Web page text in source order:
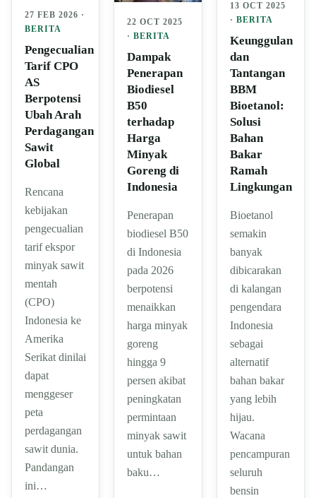
27 FEB 2026 ·
BERITA
Pengecualian
Tarif CPO
AS
Berpotensi
Ubah Arah
Perdagangan
Sawit
Global
Rencana
kebijakan
pengecualian
tarif ekspor
minyak sawit
mentah
(CPO)
Indonesia ke
Amerika
Serikat dinilai
dapat
menggeser
peta
perdagangan
sawit dunia.
Pandangan
ini…
22 OCT 2025
·BERITA
Dampak
Penerapan
Biodiesel
B50
terhadap
Harga
Minyak
Goreng di
Indonesia
Penerapan
biodiesel B50
di Indonesia
pada 2026
berpotensi
menaikkan
harga minyak
goreng
hingga 9
persen akibat
peningkatan
permintaan
minyak sawit
untuk bahan
baku…
13 OCT 2025
· BERITA
Keunggulan
dan
Tantangan
BBM
Bioetanol:
Solusi
Bahan
Bakar
Ramah
Lingkungan
Bioetanol
semakin
banyak
dibicarakan
di kalangan
pengendara
Indonesia
sebagai
alternatif
bahan bakar
yang lebih
hijau.
Wacana
pencampuran
seluruh
bensin